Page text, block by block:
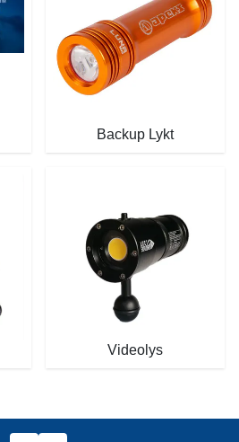
Backup Lykt
Videolys